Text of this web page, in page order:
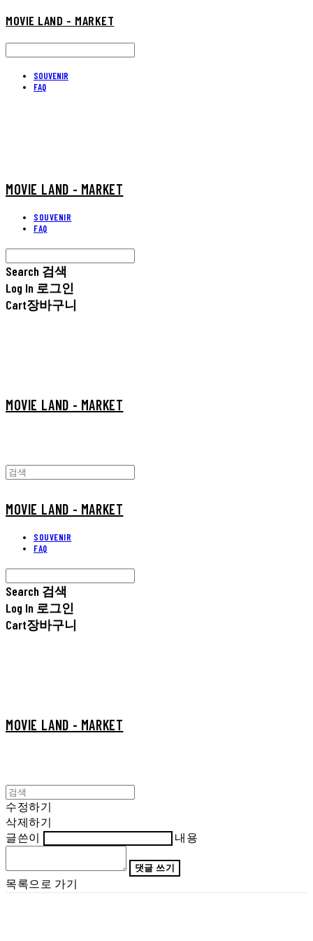
MOVIE LAND - MARKET
SOUVENIR
FAQ
MOVIE LAND - MARKET
SOUVENIR
FAQ
Search 검색
Log In 로그인
Cart장바구니
MOVIE LAND - MARKET
MOVIE LAND - MARKET
SOUVENIR
FAQ
Search 검색
Log In 로그인
Cart장바구니
MOVIE LAND - MARKET
수정하기
삭제하기
글쓴이
내용
댓글 쓰기
목록으로 가기